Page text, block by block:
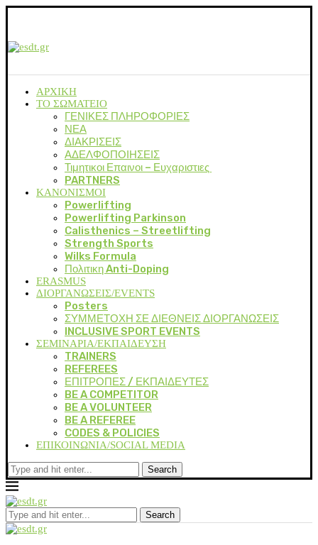
ΑΡΧΙΚΗ
ΤΟ ΣΩΜΑΤΕΙΟ
ΓΕΝΙΚΕΣ ΠΛΗΡΟΦΟΡΙΕΣ
ΝΕΑ
ΔΙΑΚΡΙΣΕΙΣ
ΑΔΕΛΦΟΠΟΙΗΣΕΙΣ
Τιμητικοι Επαινοι – Ευχαριστιες
PARTNERS
ΚΑΝΟΝΙΣΜΟΙ
Powerlifting
Powerlifting Parkinson
Calisthenics – Streetlifting
Strength Sports
Wilks Formula
Πολιτικη Anti-Doping
ERASMUS
ΔΙΟΡΓΑΝΩΣΕΙΣ/EVENTS
Posters
ΣΥΜΜΕΤΟΧΗ ΣΕ ΔΙΕΘΝΕΙΣ ΔΙΟΡΓΑΝΩΣΕΙΣ
INCLUSIVE SPORT EVENTS
ΣΕΜΙΝΑΡΙΑ/ΕΚΠΑΙΔΕΥΣΗ
TRAINERS
REFEREES
ΕΠΙΤΡΟΠΕΣ / ΕΚΠΑΙΔΕΥΤΕΣ
BE A COMPETITOR
BE A VOLUNTEER
BE A REFEREE
CODES & POLICIES
ΕΠΙΚΟΙΝΩΝΙΑ/SOCIAL MEDIA
Search
Search